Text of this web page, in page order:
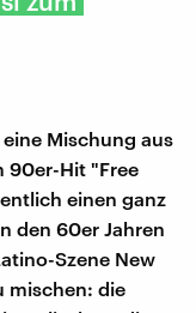
Mischung aus
90er-Hit "Free
einen ganz
den 60er Jahren
Szene New
mischen: die